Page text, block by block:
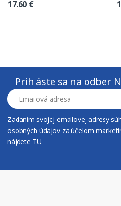
17.60 €
Prihláste sa na odber
Emailová adresa
Zadaním svojej emailovej adresy
osobných údajov za účelom
nájdete TU